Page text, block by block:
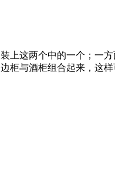
上这两个中的一个；一
与酒柜组合起来，这